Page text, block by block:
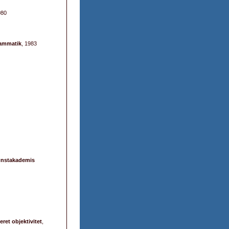
, 1983
objektivitet